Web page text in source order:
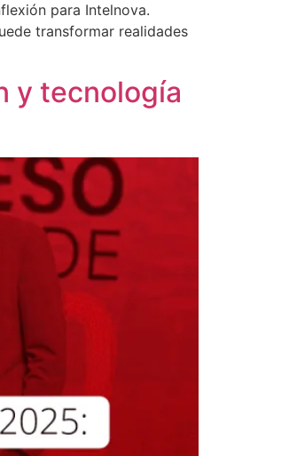
para Intelnova.
transformar realidades
y tecnología